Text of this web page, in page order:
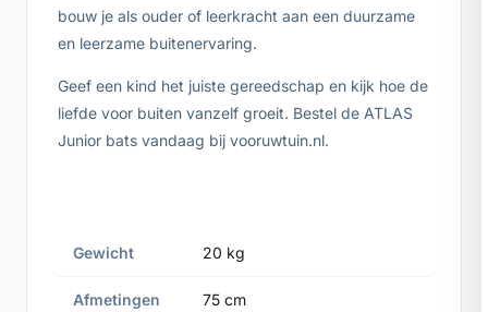
bouw je als ouder of leerkracht aan een duurzame
en leerzame buitenervaring.
Geef een kind het juiste gereedschap en kijk hoe de
liefde voor buiten vanzelf groeit. Bestel de ATLAS
Junior bats vandaag bij vooruwtuin.nl.
Gewicht 20 kg
Afmetingen 75 cm